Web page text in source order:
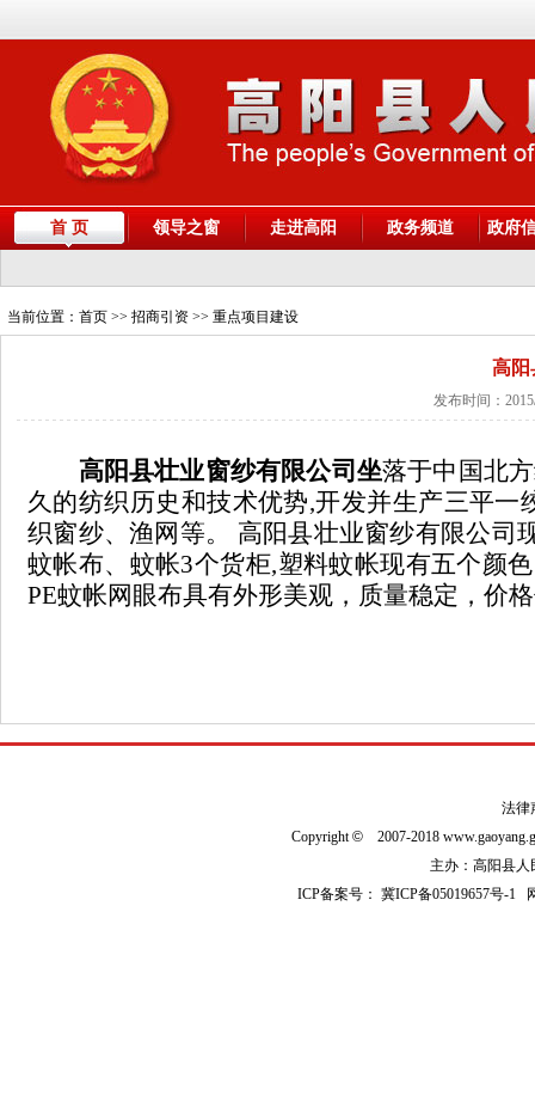
首 页 领导之窗 走进高阳 政务频道 政府
当前位置： 首页 >> 招商引资 >> 重点项目建设
高阳
发布时间：
高阳县壮业窗纱有限公司坐落于中国北
久的纺织历史和技术优势,开发并生产三平
织窗纱、渔网等。 高阳县壮业窗纱有限公司
蚊帐布、蚊帐3个货柜,塑料蚊帐现有五个颜
PE蚊帐网眼布具有外形美观，质量稳定，价
法律
Copyright© 2007-2018
主办：高阳县人
ICP备案号：冀ICP备05019657号-1